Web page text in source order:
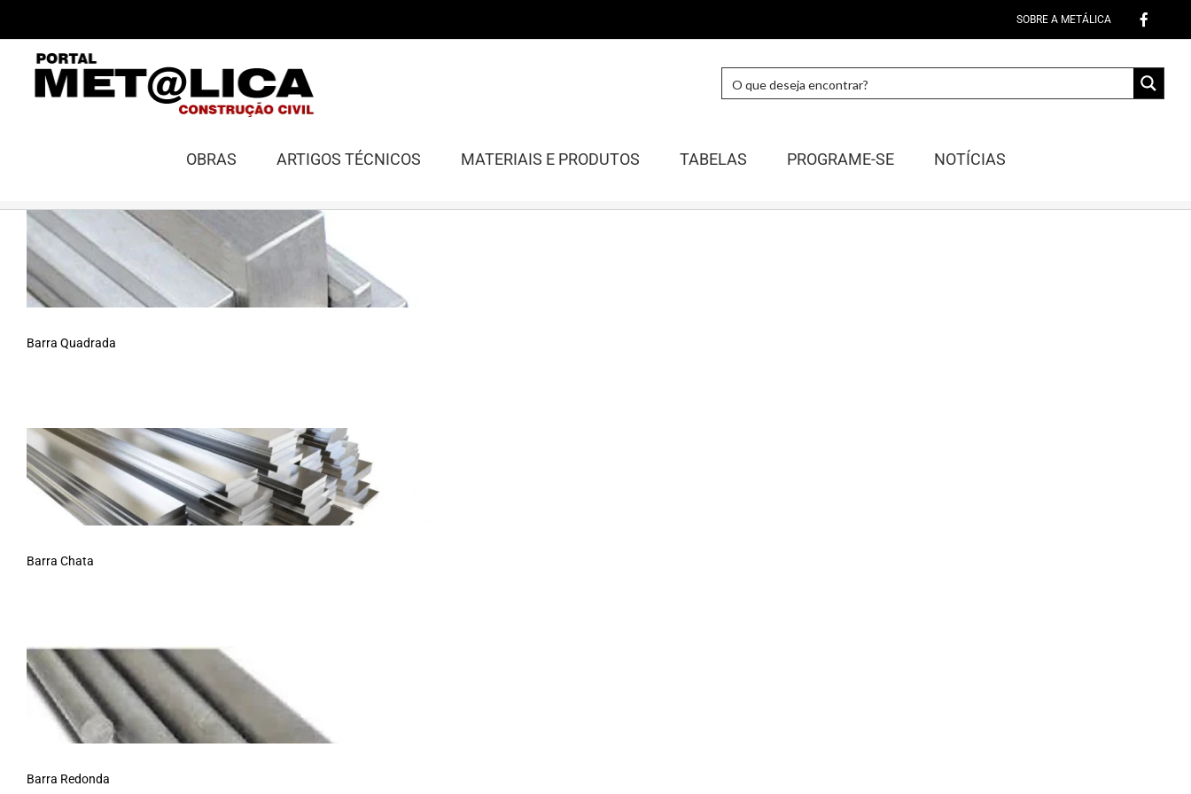
conteúdo
SOBRE A METÁLICA
OBRAS ARTIGOS TÉCNICOS MATERIAIS E PRODUTOS TABELAS PROGRAME-SE NOTÍCIAS
Barra Quadrada
Barra Chata
Barra Redonda